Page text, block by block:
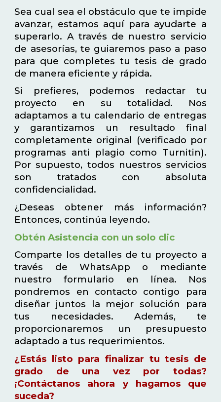
Sea cual sea el obstáculo que te impide
avanzar, estamos aquí para ayudarte a
superarlo. A través de nuestro servicio
de asesorías, te guiaremos paso a paso
para que completes tu tesis de grado
de manera eficiente y rápida.
Si prefieres, podemos redactar tu
proyecto en su totalidad. Nos
adaptamos a tu calendario de entregas
y garantizamos un resultado final
completamente original (verificado por
programas anti plagio como Turnitin).
Por supuesto, todos nuestros servicios
son tratados con absoluta
confidencialidad.
¿Deseas obtener más información?
Entonces, continúa leyendo.
Obtén Asistencia con un solo clic
Comparte los detalles de tu proyecto a
través de WhatsApp o mediante
nuestro formulario en línea. Nos
pondremos en contacto contigo para
diseñar juntos la mejor solución para
tus necesidades. Además, te
proporcionaremos un presupuesto
adaptado a tus requerimientos.
¿Estás listo para finalizar tu tesis de
grado de una vez por todas?
¡Contáctanos ahora y hagamos que
suceda?